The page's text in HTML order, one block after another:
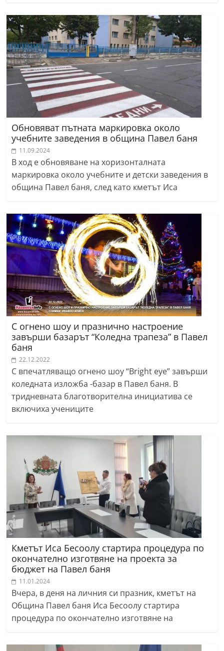
Обновяват пътната маркировка около
учебните заведения в община Павел баня
11.09.2024
В ход е обновяване на хоризонталната
маркировка около учебните и детски заведения в
община Павел баня, след като кметът Иса
С огнено шоу и празнично настроение
завърши базарът “Коледна трапеза” в Павел
баня
22.12.2022
С впечатляващо огнено шоу “Bright eye” завърши
коледната изложба -базар в Павел баня. В
тридневната благотворителна инициатива се
включиха учениците
Кметът Иса Бесоолу стартира процедура по
окончателно изготвяне на проекта за
бюджет на Павел баня
11.01.2024
Вчера, в деня на личния си празник, кметът на
Община Павел баня Иса Бесоолу стартира
процедура по окончателно изготвяне на